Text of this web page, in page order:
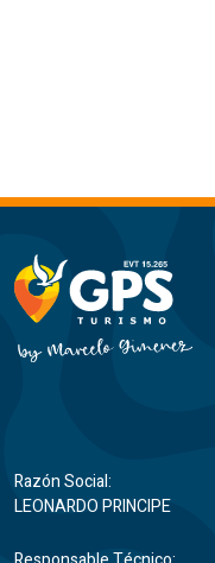
Razón Social:
LEONARDO PRINCIPE